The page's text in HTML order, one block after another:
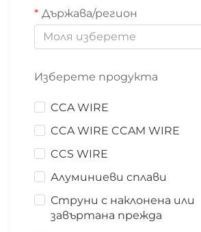
Държава/регион
Моля изберете
Изберете продукта
CCA WIRE
CCA WIRE CCAM WIRE
CCS WIRE
Алуминиеви сплави
Струни с наклонена или
завъртана прежда